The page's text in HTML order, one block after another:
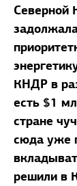
Северной
КНДР в
есть $1
стране
сюда уже
решили в